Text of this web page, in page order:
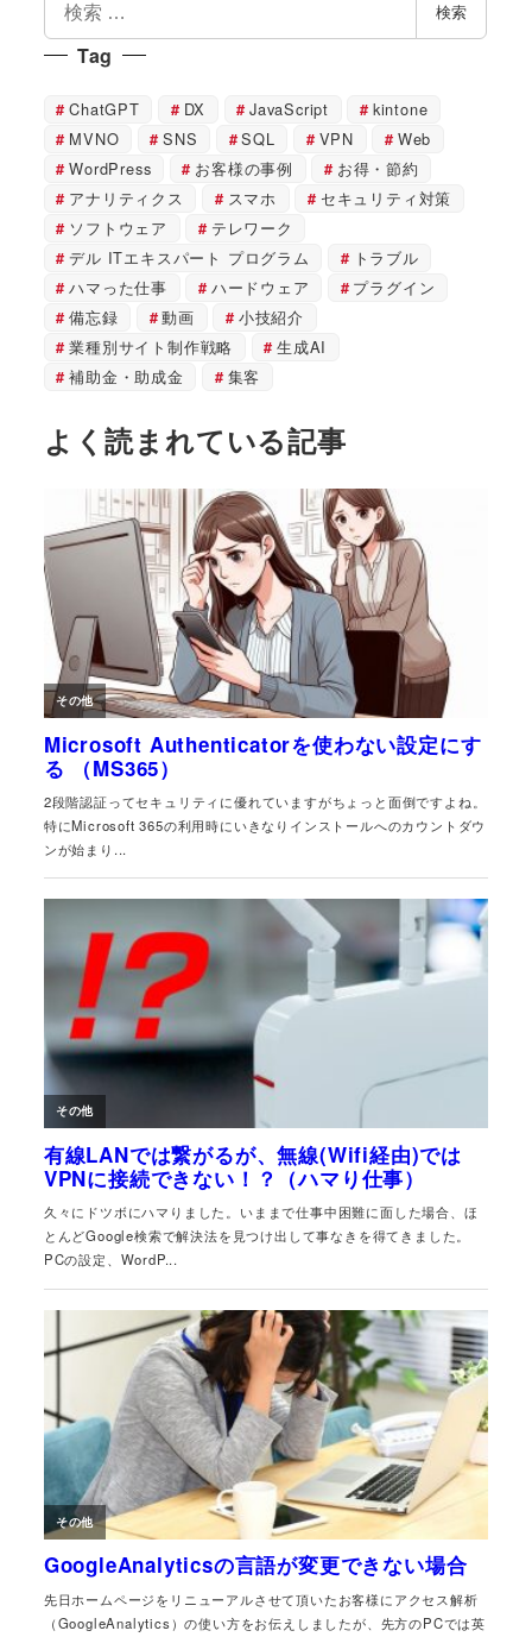
索
検索
Tag
ChatGPT DX JavaScript
kintone
MVNO
SNS SQL VPN
Web
WordPress
お客様の事例
お得・節約
アナリティクス
スマホ
セキュリティ対策
ソフトウェア
テレワーク
デル ITエキスパート プログラム
トラブル
ハマった仕事
ハードウェア
プラグイン
備忘録
動画
小技紹介
業種別サイト制作戦略
生成AI
補助金・助成金
集客
よく読まれている記事